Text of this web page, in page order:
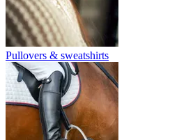
Pullovers & sweatshirts